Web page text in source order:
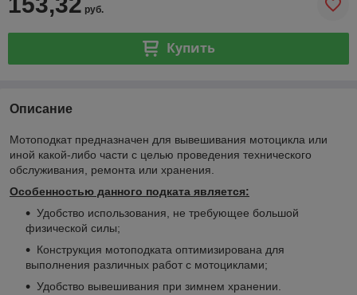
руб.
Купить
Описание
Мотоподкат предназначен для вывешивания мотоцикла или
иной какой-либо части с целью проведения технического
обслуживания, ремонта или хранения.
Особенностью данного подката является:
Удобство использования, не требующее большой
физической силы;
Конструкция мотоподката оптимизирована для
выполнения различных работ с мотоциклами;
Удобство вывешивания при зимнем хранении.